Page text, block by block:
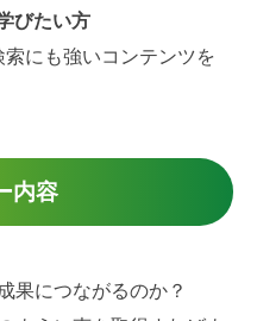
びたい方
索にも強いコンテンツを
内容
果につながるのか？